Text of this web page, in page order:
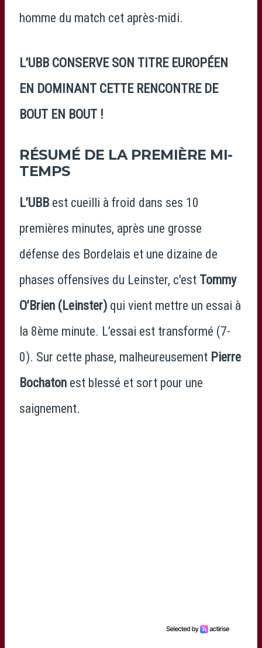
homme du match cet après-midi.
L’UBB CONSERVE SON TITRE EUROPÉEN
EN DOMINANT CETTE RENCONTRE DE
BOUT EN BOUT !
RÉSUMÉ DE LA PREMIÈRE MI-
TEMPS
L’UBB est cueilli à froid dans ses 10
premières minutes, après une grosse
défense des Bordelais et une dizaine de
phases offensives du Leinster, c’est Tommy
O’Brien (Leinster) qui vient mettre un essai à
la 8ème minute. L’essai est transformé (7-
0). Sur cette phase, malheureusement Pierre
Bochaton est blessé et sort pour une
saignement.